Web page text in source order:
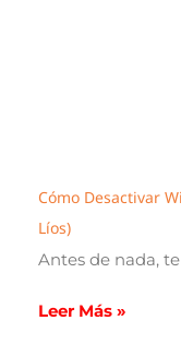
Cómo Desactivar
Líos)
Antes de nada,
Leer Más »